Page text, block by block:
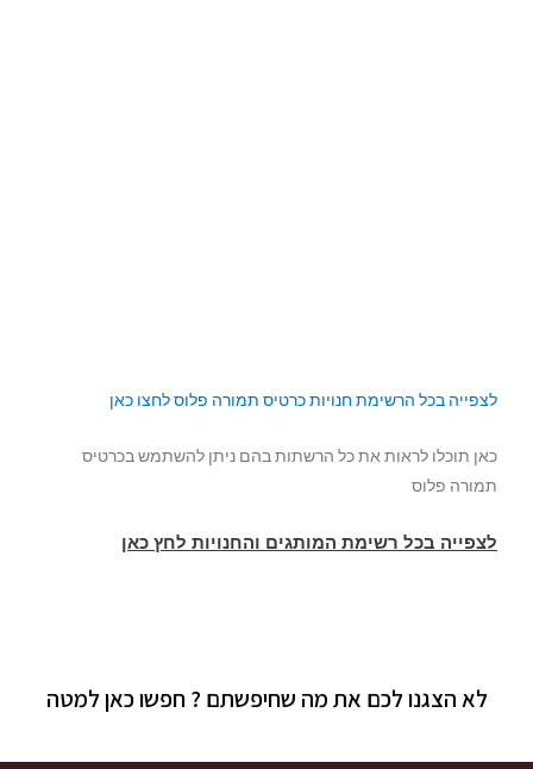
לצפייה בכל הרשימת חנויות כרטיס תמורה פלוס לחצו כאן
כאן תוכלו לראות את כל הרשתות בהם ניתן להשתמש בכרטיס
תמורה פלוס
לצפייה בכל רשימת המותגים והחנויות לחץ כאן
לא הצגנו לכם את מה שחיפשתם ? חפשו כאן למטה